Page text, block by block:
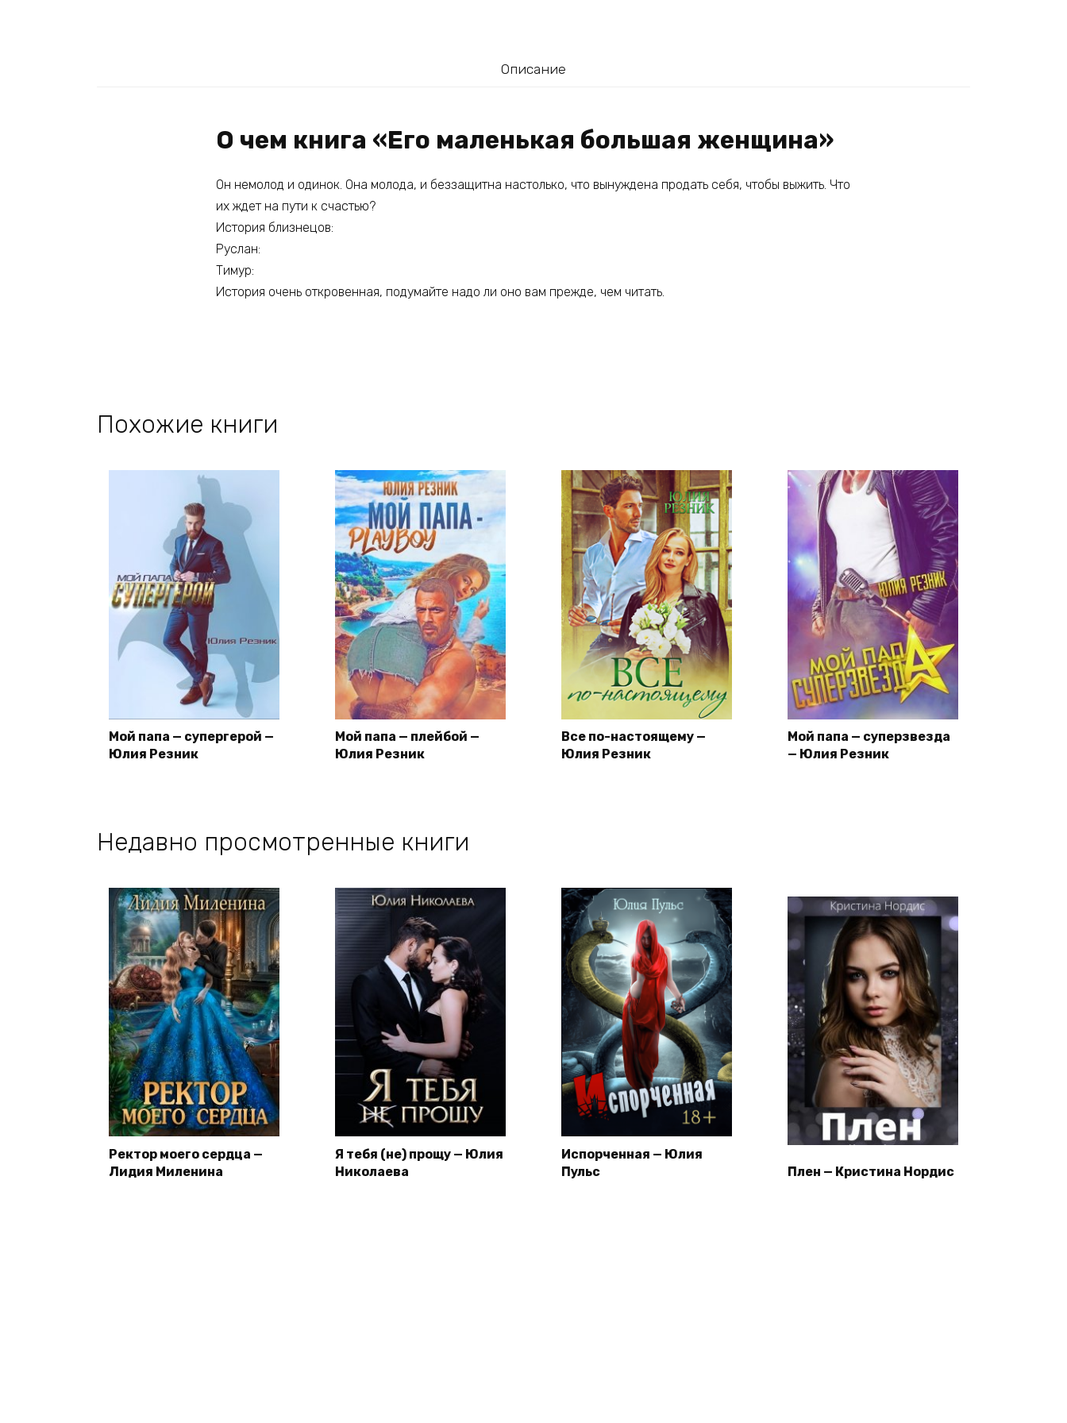
Описание
О чем книга «Его маленькая большая женщина»
Он немолод и одинок. Она молода, и беззащитна настолько, что вынуждена продать себя, чтобы выжить. Что
их ждет на пути к счастью?
История близнецов:
Руслан:
Тимур:
История очень откровенная, подумайте надо ли оно вам прежде, чем читать.
Похожие книги
Мой папа — супергерой —
Юлия Резник
Мой папа — плейбой —
Юлия Резник
Все по-настоящему —
Юлия Резник
Мой папа — суперзвезда
— Юлия Резник
Недавно просмотренные книги
Ректор моего сердца —
Лидия Миленина
Я тебя (не) прощу — Юлия
Николаева
Испорченная — Юлия
Пульс
Плен — Кристина Нордис